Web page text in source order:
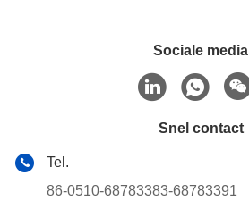
Sociale media
Snel contact
Tel.
86-0510-68783383-68783391